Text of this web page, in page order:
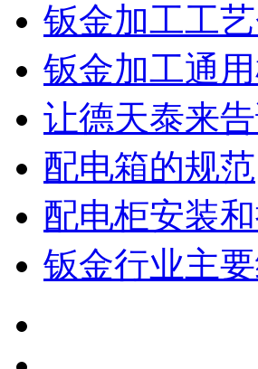
钣金加工工
钣金加工通
让德天泰来
配电箱的规范
配电柜安装
钣金行业主